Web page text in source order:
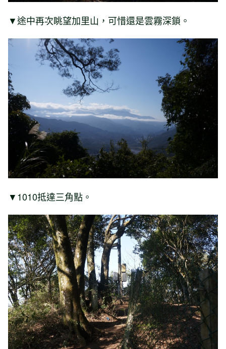
▼途中再次眺望加里山，可惜還是雲霧深鎖。
▼1010抵達三角點。